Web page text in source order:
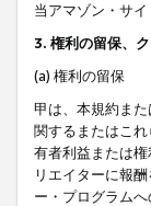
当アマゾン・サ
3. 権利の留保、
(a) 権利の留保
甲は、本規約ま
関するまたはこ
有者利益または
リエイターに報
ー・プログラム